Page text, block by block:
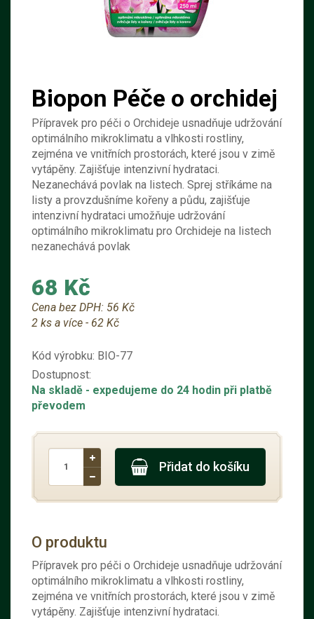
Biopon Péče o orchidej
Přípravek pro péči o Orchideje usnadňuje udržování
optimálního mikroklimatu a vlhkosti rostliny,
zejména ve vnitřních prostorách, které jsou v zimě
vytápěny. Zajišťuje intenzivní hydrataci.
Nezanechává povlak na listech. Sprej stříkáme na
listy a provzdušníme kořeny a půdu, zajišťuje
intenzivní hydrataci umožňuje udržování
optimálního mikroklimatu pro Orchideje na listech
nezanechává povlak
68 Kč
Cena bez DPH: 56 Kč
2 ks a více - 62 Kč
Kód výrobku: BIO-77
Dostupnost:
Na skladě - expedujeme do 24 hodin při platbě
převodem
Přidat do košíku
O produktu
Přípravek pro péči o Orchideje usnadňuje udržování
optimálního mikroklimatu a vlhkosti rostliny,
zejména ve vnitřních prostorách, které jsou v zimě
vytápěny. Zajišťuje intenzivní hydrataci.